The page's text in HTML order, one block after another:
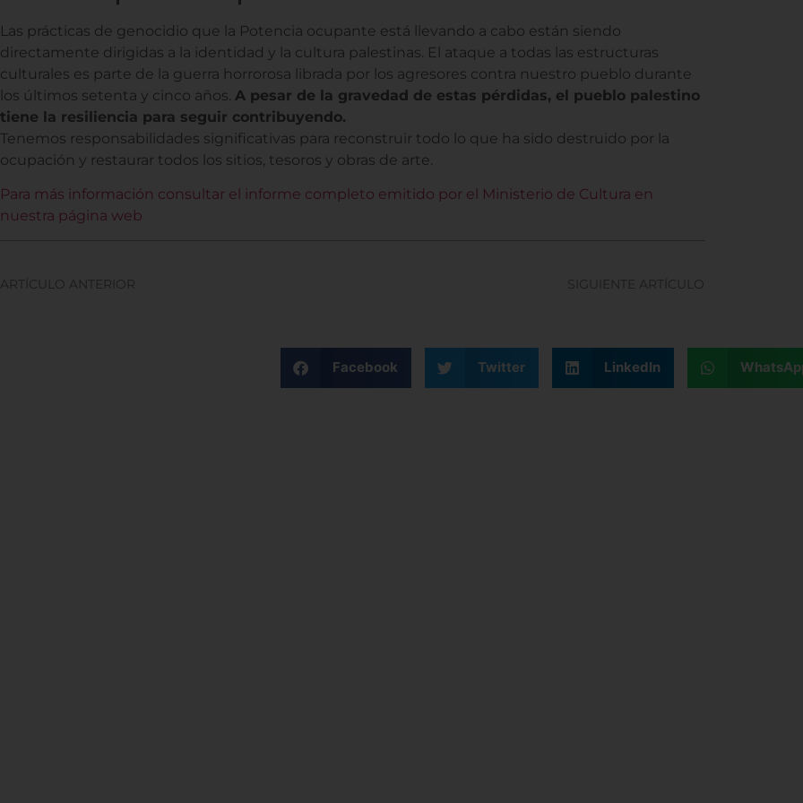
Las prácticas de genocidio que la Potencia ocupante está llevando a cabo están siendo
directamente dirigidas a la identidad y la cultura palestinas. El ataque a todas las estructuras
culturales es parte de la guerra horrorosa librada por los agresores contra nuestro pueblo durante
los últimos setenta y cinco años. A pesar de la gravedad de estas pérdidas, el pueblo palestino
tiene la resiliencia para seguir contribuyendo.
Tenemos responsabilidades significativas para reconstruir todo lo que ha sido destruido por la
ocupación y restaurar todos los sitios, tesoros y obras de arte.
Para más información consultar el informe completo emitido por el Ministerio de Cultura en
nuestra página web
ARTÍCULO ANTERIOR SIGUIENTE ARTÍCULO
Facebook Twitter LinkedIn